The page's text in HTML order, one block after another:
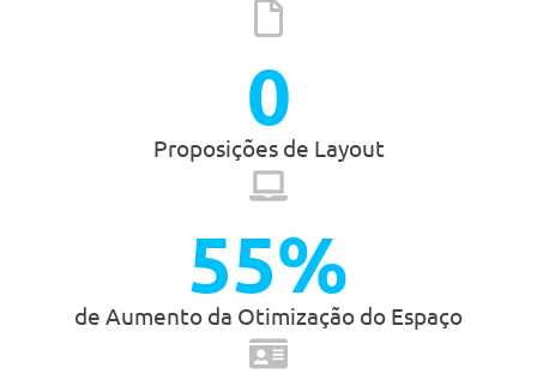
Proposições de Layout
0
de Aumento da Otimização do Espaço
55%